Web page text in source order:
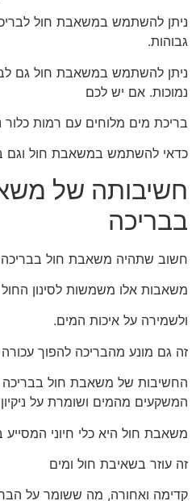
ניתן להשתמש במשאבת חול
גבוהות.
ניתן להשתמש במשאבת חול גם
נמוכות. אם יש לכם
בריכת מים מלוחים עם רמות כלור
כדאי להשתמש במשאבת חול וגם
חשיבותה של
בבריכה
חשוב שתהיה משאבת חול
משאבות אלו משמשות לסינון
ולשמירה על איכות המים.
זה גם מונע מהבריכה להפוך
החשיבות של משאבת חול
המשקעים מהמים ושומרת על
משאבת חול היא כלי חיוני
זה עוזר בשאיבת חול ומים
קדימה ואחורה, מה ששומר על